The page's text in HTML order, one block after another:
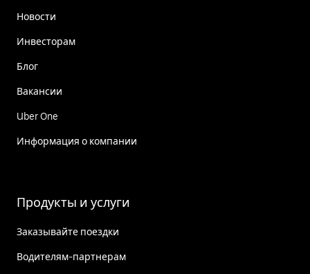
Новости
Инвесторам
Блог
Вакансии
Uber One
Информация о компании
Продукты и услуги
Заказывайте поездки
Водителям-партнерам